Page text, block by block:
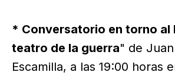
* Conversatorio en torno al
teatro de la guerra" de
Escamilla, a las 19:00 horas